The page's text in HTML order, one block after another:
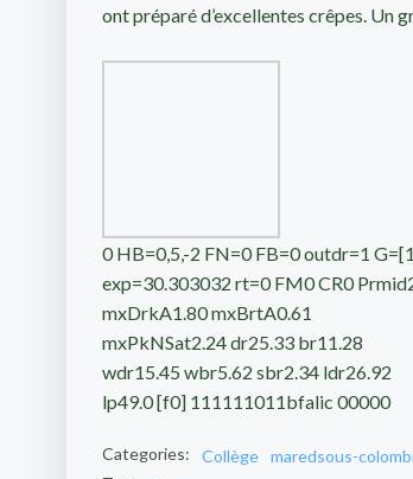
ont préparé d’excellentes crêpes. Un
0 HB=0,5,-2 FN=0 FB=0 outdr=1
exp=30.303032 rt=0 FM0 CR0
mxDrkA1.80 mxBrtA0.61
mxPkNSat2.24 dr25.33 br11.28
wdr15.45 wbr5.62 sbr2.34 ldr26.92
lp49.0 [f0] 111111011bfalic 00000
Categories: Collège maredsous-